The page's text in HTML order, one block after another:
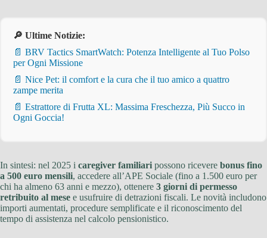
🔎 Ultime Notizie:
📄 BRV Tactics SmartWatch: Potenza Intelligente al Tuo Polso
per Ogni Missione
📄 Nice Pet: il comfort e la cura che il tuo amico a quattro
zampe merita
📄 Estrattore di Frutta XL: Massima Freschezza, Più Succo in
Ogni Goccia!
In sintesi: nel 2025 i caregiver familiari possono ricevere bonus fino
a 500 euro mensili, accedere all’APE Sociale (fino a 1.500 euro per
chi ha almeno 63 anni e mezzo), ottenere 3 giorni di permesso
retribuito al mese e usufruire di detrazioni fiscali. Le novità includono
importi aumentati, procedure semplificate e il riconoscimento del
tempo di assistenza nel calcolo pensionistico.